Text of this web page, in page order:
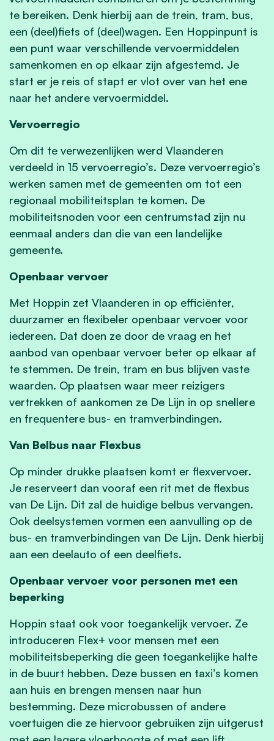
te bereiken. Denk hierbij aan de trein, tram, bus,
een (deel)fiets of (deel)wagen. Een Hoppinpunt is
een punt waar verschillende vervoermiddelen
samenkomen en op elkaar zijn afgestemd. Je
start er je reis of stapt er vlot over van het ene
naar het andere vervoermiddel.
Vervoerregio
Om dit te verwezenlijken werd Vlaanderen
verdeeld in 15 vervoerregio’s. Deze vervoerregio’s
werken samen met de gemeenten om tot een
regionaal mobiliteitsplan te komen. De
mobiliteitsnoden voor een centrumstad zijn nu
eenmaal anders dan die van een landelijke
gemeente.
Openbaar vervoer
Met Hoppin zet Vlaanderen in op efficiënter,
duurzamer en flexibeler openbaar vervoer voor
iedereen. Dat doen ze door de vraag en het
aanbod van openbaar vervoer beter op elkaar af
te stemmen. De trein, tram en bus blijven vaste
waarden. Op plaatsen waar meer reizigers
vertrekken of aankomen ze De Lijn in op snellere
en frequentere bus- en tramverbindingen.
Van Belbus naar Flexbus
Op minder drukke plaatsen komt er flexvervoer.
Je reserveert dan vooraf een rit met de flexbus
van De Lijn. Dit zal de huidige belbus vervangen.
Ook deelsystemen vormen een aanvulling op de
bus- en tramverbindingen van De Lijn. Denk hierbij
aan een deelauto of een deelfiets.
Openbaar vervoer voor personen met een
beperking
Hoppin staat ook voor toegankelijk vervoer. Ze
introduceren Flex+ voor mensen met een
mobiliteitsbeperking die geen toegankelijke halte
in de buurt hebben. Deze bussen en taxi’s komen
aan huis en brengen mensen naar hun
bestemming. Deze microbussen of andere
voertuigen die ze hiervoor gebruiken zijn uitgerust